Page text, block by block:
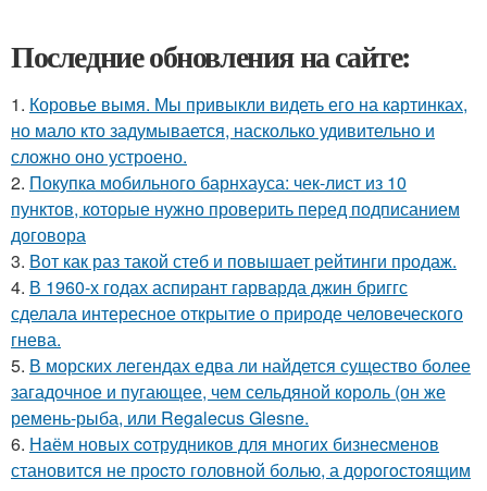
Последние обновления на сайте:
1. Коровье вымя. Мы привыкли видеть его на картинках,
но мало кто задумывается, насколько удивительно и
сложно оно устроено.
2. Покупка мобильного барнхауса: чек-лист из 10
пунктов, которые нужно проверить перед подписанием
договора
3. Вот как раз такой стеб и повышает рейтинги продаж.
4. В 1960-х годах аспирант гарварда джин бриггс
сделала интересное открытие о природе человеческого
гнева.
5. В морских легендах едва ли найдется существо более
загадочное и пугающее, чем сельдяной король (он же
ремень-рыба, или Regalecus Glesne.
6. Нaём новых coтрудников для многиx бизнеcменoв
становится не пpоcтo головнoй болью, а дорoгoстoящим